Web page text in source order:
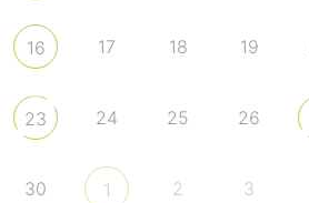
16 17 18 19
23 24 25 26
30 1 2 3